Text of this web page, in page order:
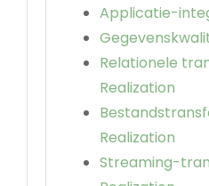
Applicatie-
Relationele
Realization
Realization
Streaming-